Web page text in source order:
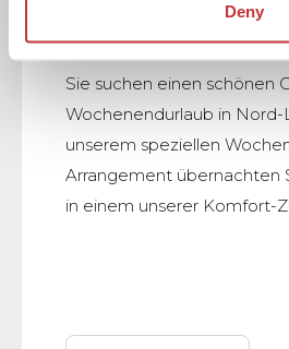
Deny
WOCHENEND-PAKET
Sie suchen einen schönen
Wochenendurlaub in
unserem speziellen
Arrangement übernachten
in einem unserer Komfort-